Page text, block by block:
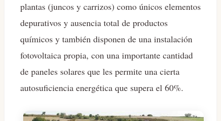
plantas (juncos y carrizos) como únicos elementos
depurativos y ausencia total de productos
químicos y también disponen de una instalación
fotovoltaica propia, con una importante cantidad
de paneles solares que les permite una cierta
autosuficiencia energética que supera el 60%.